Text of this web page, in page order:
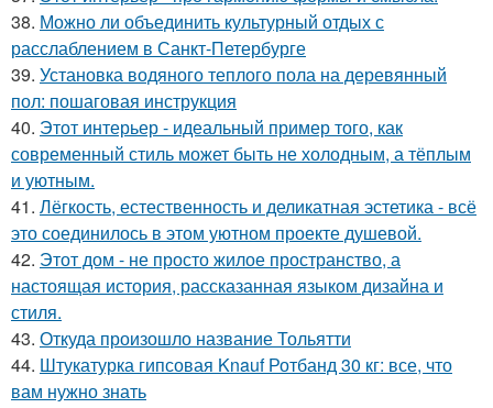
38. Можно ли объединить культурный отдых с
расслаблением в Санкт-Петербурге
39. Установка водяного теплого пола на деревянный
пол: пошаговая инструкция
40. Этот интерьер - идеальный пример того, как
современный стиль может быть не холодным, а тёплым
и уютным.
41. Лёгкость, естественность и деликатная эстетика - всё
это соединилось в этом уютном проекте душевой.
42. Этот дом - не просто жилое пространство, а
настоящая история, рассказанная языком дизайна и
стиля.
43. Откуда произошло название Тольятти
44. Штукатурка гипсовая Knauf Ротбанд 30 кг: все, что
вам нужно знать